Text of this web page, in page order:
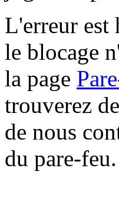
L'erreur est
le blocage
la page
trouverez
de nous
du pare-feu.